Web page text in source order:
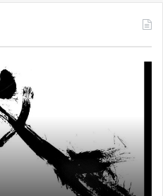
Feminismo